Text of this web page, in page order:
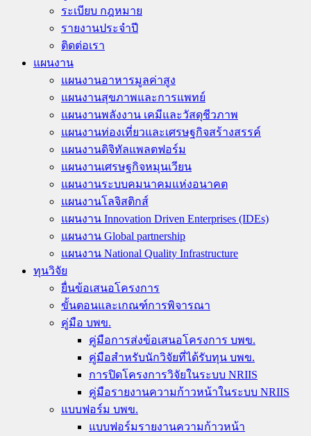
ระเบียบ กฎหมาย
รายงานประจำปี
ติดต่อเรา
แผนงาน
แผนงานอาหารมูลค่าสูง
แผนงานสุขภาพและการแพทย์
แผนงานพลังงาน เคมีและวัสดุชีวภาพ
แผนงานท่องเที่ยวและเศรษฐกิจสร้างสรรค์
แผนงานดิจิทัลแพลตฟอร์ม
แผนงานเศรษฐกิจหมุนเวียน
แผนงานระบบคมนาคมแห่งอนาคต
แผนงานโลจิสติกส์
แผนงาน Innovation Driven Enterprises (IDEs)
แผนงาน Global partnership
แผนงาน National Quality Infrastructure
ทุนวิจัย
ยื่นข้อเสนอโครงการ
ขั้นตอนและเกณฑ์การพิจารณา
คู่มือ บพข.
คู่มือการส่งข้อเสนอโครงการ บพข.
คู่มือสำหรับนักวิจัยที่ได้รับทุน บพข.
การปิดโครงการวิจัยในระบบ NRIIS
คู่มือรายงานความก้าวหน้าในระบบ NRIIS
แบบฟอร์ม บพข.
แบบฟอร์มรายงานความก้าวหน้า